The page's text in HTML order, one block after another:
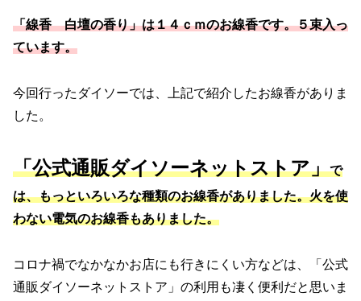
「線香 白壇の香り」は１４ｃｍのお線香です。５束入っ
ています。
今回行ったダイソーでは、上記で紹介したお線香がありま
した。
「公式通販ダイソーネットストア」で
は、もっといろいろな種類のお線香がありました。火を使
わない電気のお線香もありました。
コロナ禍でなかなかお店にも行きにくい方などは、「公式
通販ダイソーネットストア」の利用も凄く便利だと思いま